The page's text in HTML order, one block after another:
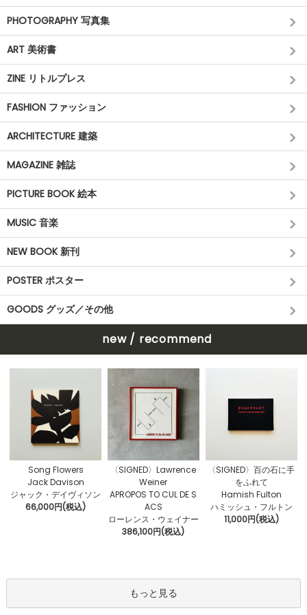
PHOTOGRAPHY 写真集
ART 美術書
ZINE リトルプレス
FASHION ファッション
ARCHITECTURE 建築
MAGAZINE 雑誌
PICTURE BOOK 絵本
MUSIC 音楽
NEW BOOK 新刊
POSTER ポスター
GOODS グッズ／その他
new / recommend
Song Flowers
Jack Davison
ジャック・デイヴィソン
66,000円(税込)
〈SIGNED〉Lawrence
Weiner
APROPOS TO CUL DE S
ACS
ローレンス・ウェイナー
386,100円(税込)
〈SIGNED〉百の石に手
をふれて
Hamish Fulton
ハミッシュ・フルトン
11,000円(税込)
もっと見る